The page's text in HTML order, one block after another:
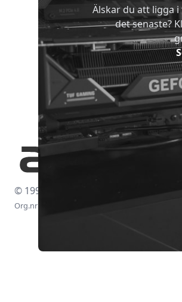
Älskar du att ligga
det senaste?
© 1997-2026
Org.nr: 556438-4260